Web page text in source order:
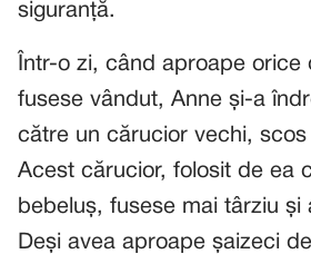
siguranță.
Într-o zi, când aproape orice
fusese vândut, Anne și-a
către un cărucior vechi, scos
Acest cărucior, folosit de ea
bebeluș, fusese mai târziu și
Deși avea aproape șaizeci